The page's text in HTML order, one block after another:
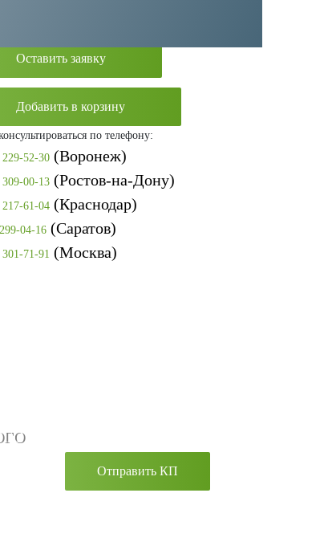
Оставить заявку
Добавить в корзину
по телефону:
52-30(Воронеж)
00-13(Ростов-на-Дону)
61-04(Краснодар)
04-16(Саратов)
71-91 (Москва)
Отправить КП